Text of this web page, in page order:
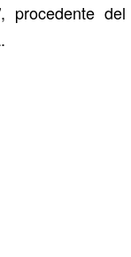
procedente del